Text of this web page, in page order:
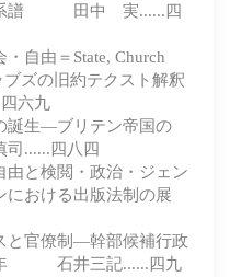
譜 田中 実......四
由＝State, Church
ズの旧約テクスト解釈
六九
―ブリテン帝国の
......四八四
検閲・政治・ジェン
おける出版法制の展
僚制―幹部候補行政
年 石井三記......四九